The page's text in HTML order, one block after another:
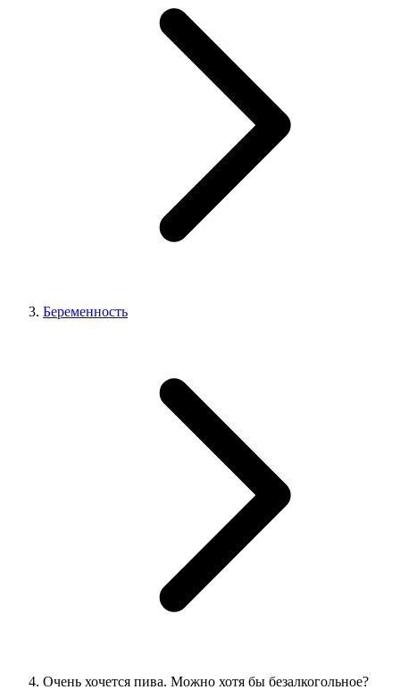
Беременность
Очень хочется пива. Можно хотя бы безалкогольное?